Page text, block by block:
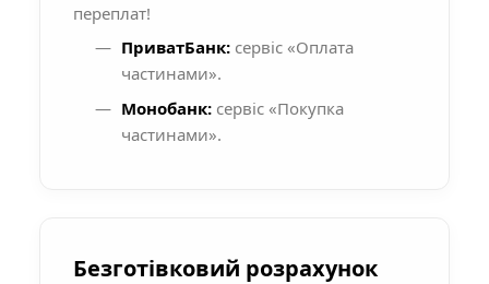
переплат!
ПриватБанк: сервіс «Оплата
частинами».
Монобанк: сервіс «Покупка
частинами».
Безготівковий розрахунок